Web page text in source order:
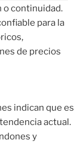
o continuidad.
para la
de precios
indican que es
actual.
y